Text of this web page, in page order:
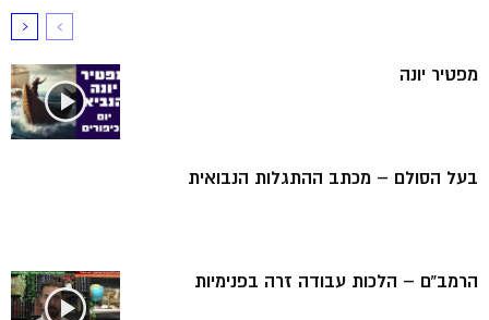
מפטיר יונה
בעל הסולם – מכתב ההתגלות הנבואית
הרמב”ם – הלכות עבודה זרה בפנימיות